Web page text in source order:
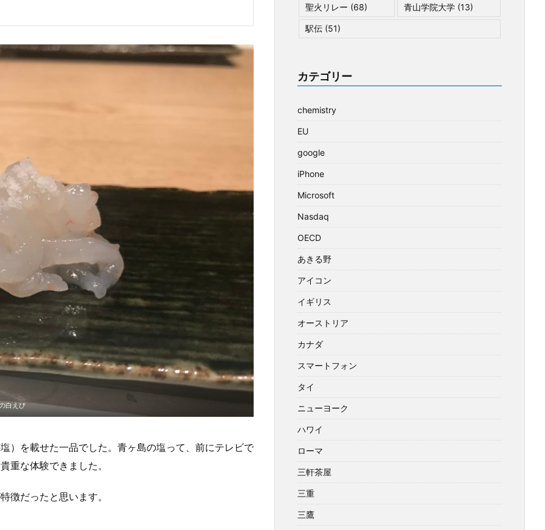
白えび
）を載せた一品でした。青ヶ島の塩って、前にテレビで
重な体験できました。
徴だったと思います。
聖火リレー (68) 青山学院大学 (13)
駅伝 (51)
カテゴリー
chemistry
EU
google
iPhone
Microsoft
Nasdaq
OECD
あきる野
アイコン
イギリス
オーストリア
カナダ
スマートフォン
タイ
ニューヨーク
ハワイ
ローマ
三軒茶屋
三重
三鷹